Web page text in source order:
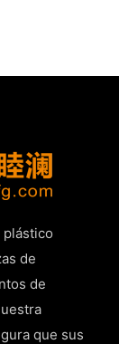
plástico
de
de
que sus